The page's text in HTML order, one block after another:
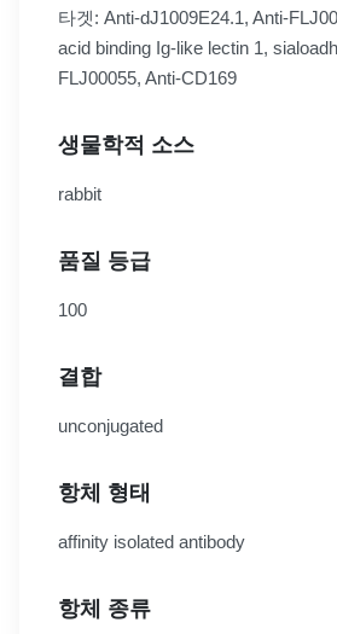
타겟: Anti-dJ1009E24.1, Anti-
acid binding Ig-like lectin 1,
FLJ00055, Anti-CD169
생물학적 소스
rabbit
품질 등급
100
결합
unconjugated
항체 형태
affinity isolated antibody
항체 종류